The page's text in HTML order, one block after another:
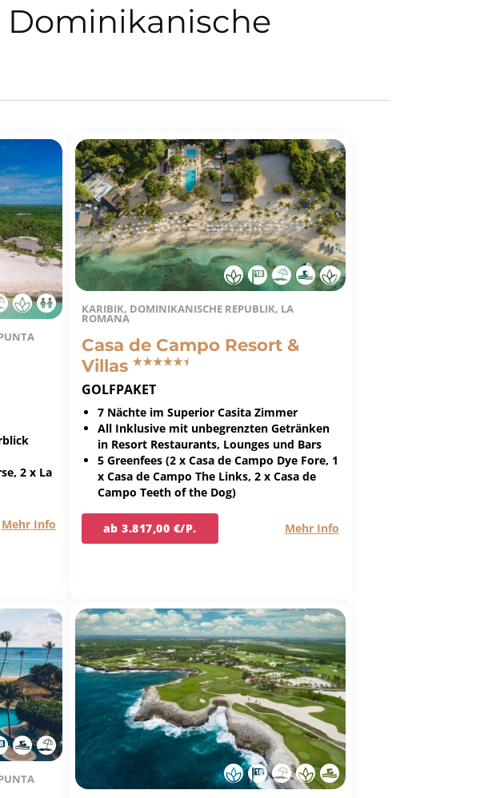
Dominikanische
2 x La
Mehr Info
KARIBIK, DOMINIKANISCHE REPUBLIK, LA
ROMANA
Casa de Campo Resort &
Villas
GOLFPAKET
7 Nächte im Superior Casita Zimmer
All Inklusive mit unbegrenzten Getränken
in Resort Restaurants, Lounges und Bars
5 Greenfees (2 x Casa de Campo Dye Fore, 1
x Casa de Campo The Links, 2 x Casa de
Campo Teeth of the Dog)
ab 3.817,00 €/P. Mehr Info